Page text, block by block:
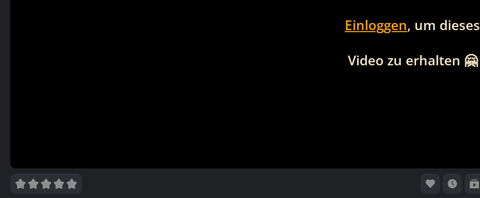
Einloggen, um dieses
Video zu erhalten 🤗